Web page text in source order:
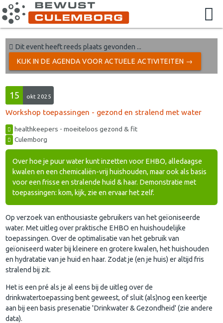
Dit event heeft reeds plaats gevonden ...
KIJK IN DE AGENDA VOOR ACTUELE ACTIVITEITEN →
15 okt 2025
Workshop toepassingen - gezond en stralend met water
healthkeepers - moeiteloos gezond & fit
Culemborg
Over hoe je puur water kunt inzetten voor EHBO, alledaagse
kwalen en een chemicaliën-vrij huishouden, maar ook als basis
voor een frisse en stralende huid & haar. Demonstratie met
toepassingen: kom, kijk, zie en ervaar het zelf.
Op verzoek van enthousiaste gebruikers van het geïoniseerde
water. Met uitleg over praktische EHBO en huishoudelijke
toepassingen. Over de optimalisatie van het gebruik van
geïoniseerd water bij kleinere en grotere kwalen, het huishouden
en hydratatie van je huid en haar. Zodat je (en je huis) er altijd fris
stralend bij zit.
Het is een pré als je al eens bij de uitleg over de
drinkwatertoepassing bent geweest, of sluit (als)nog een keertje
aan bij een basis presenatie 'Drinkwater & Gezondheid' (zie andere
data).